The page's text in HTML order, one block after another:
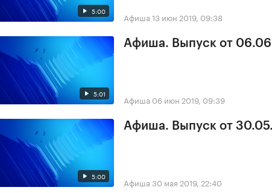
5:00 Афиша 13 июн 2019, 09:38
5:01
Афиша. Выпуск от
Афиша 06 июн 2019, 09:39
5:00
Афиша. Выпуск от
Афиша 30 мая 2019, 22:40